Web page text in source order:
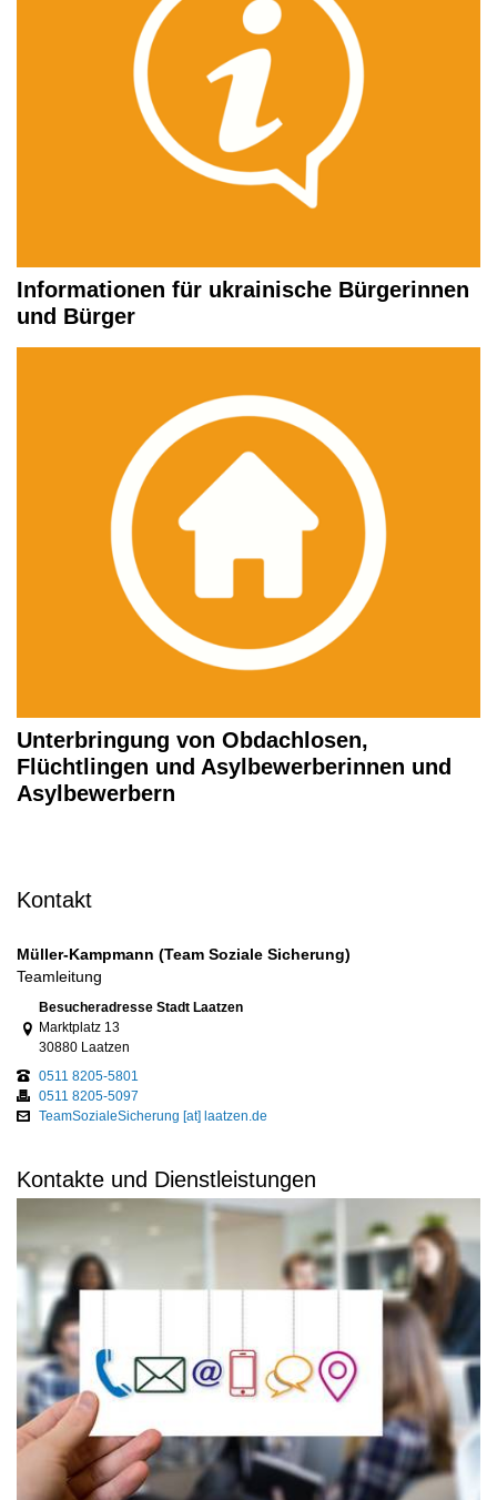
Informationen für ukrainische Bürgerinnen
und Bürger
Unterbringung von Obdachlosen,
Flüchtlingen und Asylbewerberinnen und
Asylbewerbern
Kontakt
Müller-Kampmann (Team Soziale Sicherung)
Teamleitung
Link zur Google-Maps Navigation
Besucheradresse Stadt Laatzen
Marktplatz 13
30880 Laatzen
0511 8205-5801
0511 8205-5097
TeamSozialeSicherung [at] laatzen.de
Kontakte und Dienstleistungen